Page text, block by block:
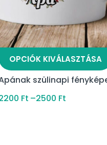
OPCIÓK KIVÁLASZTÁSA
szülinapi
Ft –2500 Ft